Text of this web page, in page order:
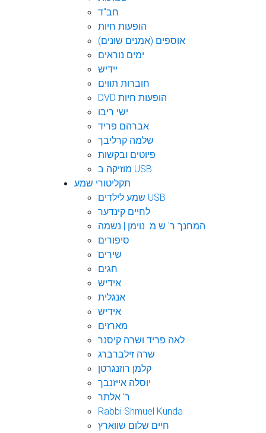
חב"ד
הופעות חיות
אוספים (אמנים שונים)
ימים נוראים
יידיש
חוברות תווים
DVD הופעות חיות
ישי ריבו
אברהם פריד
שלמה קרליבך
פיוטים ובקשות
מוזיקה ב USB
תקליטורי שמע
שמע לילדים USB
לחיים קינדער
המחנך ר' ש.מ. נוימן | נשמה
סיפורים
שירים
חגים
אידיש
אנגלית
אידיש
מארזים
לאה פריד ושרה קיסנר
שרה זילברברג
קלמן רוזנגרטן
יוסלה אייזנבך
ר' אלתר
Rabbi Shmuel Kunda
חיים שלום שווארץ